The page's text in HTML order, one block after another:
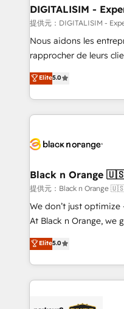
dedicated to HubSpot
team (50+), we work
B2B sectors such as
business services.
impact of your digital
detailed financial
embark on a
business up for long-
business. If not now,
DIGITALISIM -
提供元：DIGITALISIM -
Nous aidons les
rapprocher de leurs
DIGITALISIM, nous
réussite des
le marketing digital, et
pourquoi, nos experts
référencement, votre
projet HubSpot avec
migration et intégration
Développement des
métiers ⚙️ Configuration de la plateforme HubSpot
Book Process &
Formations des
Elite5.0
Black n Orange
提供元：Black n
We don’t just
At Black n Orange,
Marketing with our
BOOMS and BOOST.
combination that has
businesses worldwide. As Elite HubSpot Partners, we
Elite5.0